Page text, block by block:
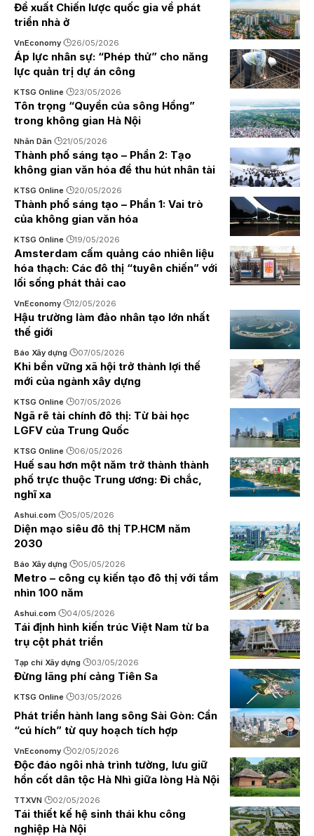
Đề xuất Chiến lược quốc gia về phát
triển nhà ở
VnEconomy 26/05/2026
Áp lực nhân sự: “Phép thử” cho năng
lực quản trị dự án công
KTSG Online 23/05/2026
Tôn trọng “Quyền của sông Hồng”
trong không gian Hà Nội
Nhân Dân 21/05/2026
Thành phố sáng tạo – Phần 2: Tạo
không gian văn hóa để thu hút nhân tài
KTSG Online 20/05/2026
Thành phố sáng tạo – Phần 1: Vai trò
của không gian văn hóa
KTSG Online 19/05/2026
Amsterdam cấm quảng cáo nhiên liệu
hóa thạch: Các đô thị “tuyên chiến” với
lối sống phát thải cao
VnEconomy 12/05/2026
Hậu trường làm đảo nhân tạo lớn nhất
thế giới
Báo Xây dựng 07/05/2026
Khi bền vững xã hội trở thành lợi thế
mới của ngành xây dựng
KTSG Online 07/05/2026
Ngã rẽ tài chính đô thị: Từ bài học
LGFV của Trung Quốc
KTSG Online 06/05/2026
Huế sau hơn một năm trở thành thành
phố trực thuộc Trung ương: Đi chắc,
nghĩ xa
Ashui.com 05/05/2026
Diện mạo siêu đô thị TP.HCM năm
2030
Báo Xây dựng 05/05/2026
Metro – công cụ kiến tạo đô thị với tầm
nhìn 100 năm
Ashui.com 04/05/2026
Tái định hình kiến trúc Việt Nam từ ba
trụ cột phát triển
Tạp chí Xây dựng 03/05/2026
Đừng lãng phí cảng Tiên Sa
KTSG Online 03/05/2026
Phát triển hành lang sông Sài Gòn: Cần
“cú hích” từ quy hoạch tích hợp
VnEconomy 02/05/2026
Độc đáo ngôi nhà trình tường, lưu giữ
hồn cốt dân tộc Hà Nhì giữa lòng Hà Nội
TTXVN 02/05/2026
Tái thiết kế hệ sinh thái khu công
nghiệp Hà Nội